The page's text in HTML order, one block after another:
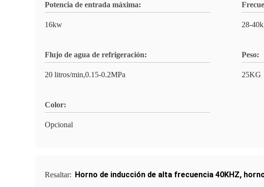
Potencia de entrada máxima:
16kw 28-
Flujo de agua de refrigeración:
20 litros/min,0.15-0.2MPa
Peso:
25KG
Color:
Opcional
Resaltar: Horno de inducción de alta frecuencia 40KHZ,